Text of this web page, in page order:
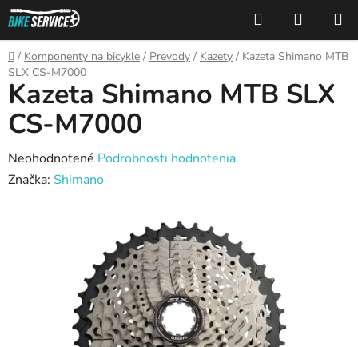
Prejsť
na
obsah
Hľadať
KOŠÍK
Domov
/ Komponenty na bicykle / Prevody / Kazety / Kazeta Shimano MTB
SLX CS-M7000
Kazeta Shimano MTB SLX
CS-M7000
Priemerné
hodnotenie
Neohodnotené Podrobnosti hodnotenia
Značka: Shimano